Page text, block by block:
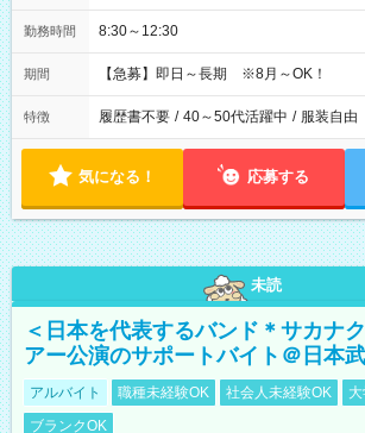
勤務時間 8:30～12:30
期間 【急募】即日～長期 ※8月～OK！
特徴 履歴書不要 / 40～50代活躍中 / 服装自由
気になる！ 応募する
未読
＜日本を代表するバンド＊サカナ
アー公演のサポートバイト＠日本
アルバイト 職種未経験OK 社会人未経験OK
ブランクOK